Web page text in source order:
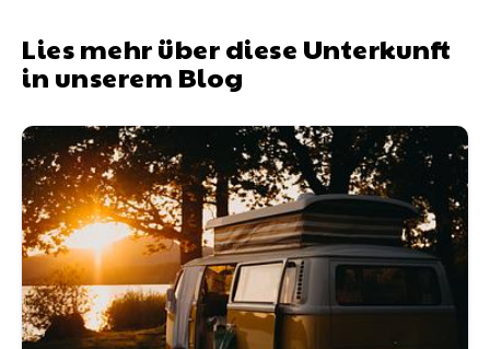
Lies mehr über diese Unterkunft
in unserem Blog
Wohnmobile mieten mit Hund